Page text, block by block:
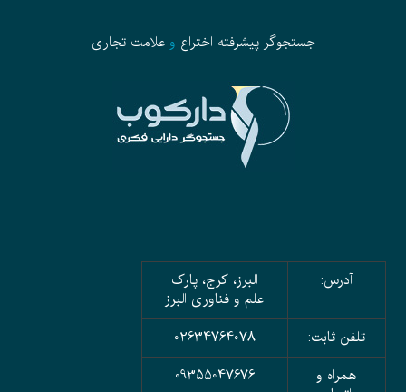
جستجوگر پیشرفته اختراع وعلامت تجاری
آدرس:
البرز، کرج، پارک
علم و فناوری البرز
تلفن ثابت:
02634764078
همراه و
09355047676